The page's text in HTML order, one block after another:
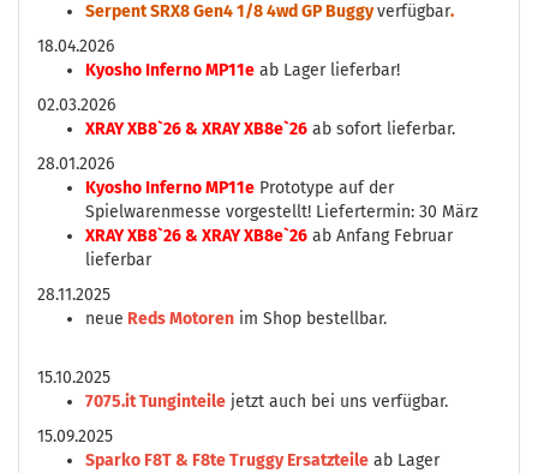
Serpent SRX8 Gen4 1/8 4wd GP Buggyverfügbar.
18.04.2026
Kyosho Inferno MP11e ab Lager lieferbar!
02.03.2026
XRAY XB8`26 & XRAY XB8e`26 ab sofort lieferbar.
28.01.2026
Kyosho Inferno MP11e Prototype auf der
Spielwarenmesse vorgestellt! Liefertermin: 30 März
XRAY XB8`26 & XRAY XB8e`26 ab Anfang Februar
lieferbar
28.11.2025
neue Reds Motoren im Shop bestellbar.
15.10.2025
7075.it Tunginteile jetzt auch bei uns verfügbar.
15.09.2025
Sparko F8T & F8te Truggy Ersatzteile ab Lager